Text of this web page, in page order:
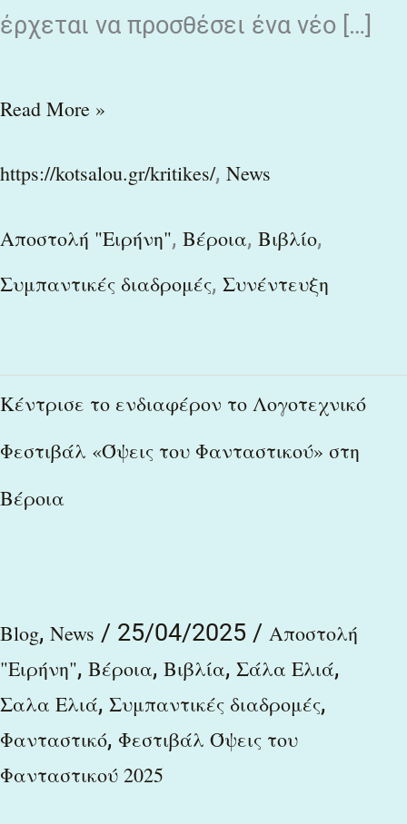
έρχεται να προσθέσει ένα νέο […]
Read More »
https://kotsalou.gr/kritikes/, News
Αποστολή "Ειρήνη", Βέροια, Βιβλίο,
Συμπαντικές διαδρομές, Συνέντευξη
Κέντρισε το ενδιαφέρον το Λογοτεχνικό
Φεστιβάλ «Όψεις του Φανταστικού» στη
Βέροια
Blog, News / 25/04/2025 / Αποστολή
"Ειρήνη", Βέροια, Βιβλία, Σάλα Ελιά,
Σαλα Ελιά, Συμπαντικές διαδρομές,
Φανταστικό, Φεστιβάλ Όψεις του
Φανταστικού 2025
Κέντρισε
ενδιαφέρον
το
του
Φανταστικού»
στη
Βέροια